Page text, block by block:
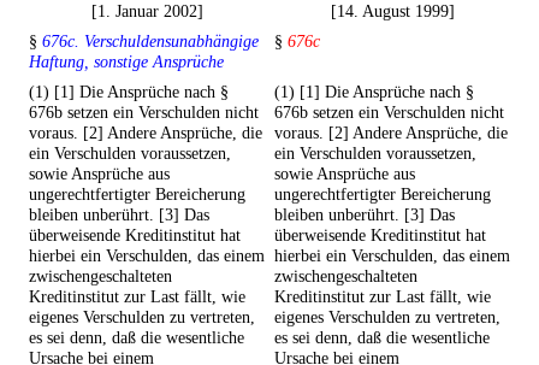
[1. Januar 2002]
[14. August 1999]
§ 676c. Verschuldensunabhängige
Haftung, sonstige Ansprüche
§ 676c
(1) [1] Die Ansprüche nach §
676b setzen ein Verschulden nicht
voraus. [2] Andere Ansprüche, die
ein Verschulden voraussetzen,
sowie Ansprüche aus
ungerechtfertigter Bereicherung
bleiben unberührt. [3] Das
überweisende Kreditinstitut hat
hierbei ein Verschulden, das einem
zwischengeschalteten
Kreditinstitut zur Last fällt, wie
eigenes Verschulden zu vertreten,
es sei denn, daß die wesentliche
Ursache bei einem
(1) [1] Die Ansprüche nach §
676b setzen ein Verschulden nicht
voraus. [2] Andere Ansprüche, die
ein Verschulden voraussetzen,
sowie Ansprüche aus
ungerechtfertigter Bereicherung
bleiben unberührt. [3] Das
überweisende Kreditinstitut hat
hierbei ein Verschulden, das einem
zwischengeschalteten
Kreditinstitut zur Last fällt, wie
eigenes Verschulden zu vertreten,
es sei denn, daß die wesentliche
Ursache bei einem